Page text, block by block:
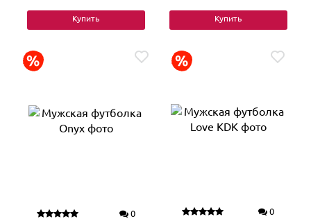
Купить Купить
0 0